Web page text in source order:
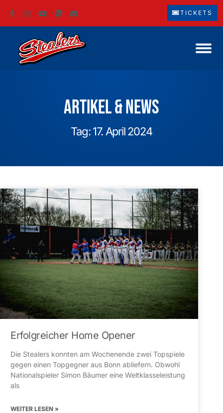
TICKETS
Artikel & News
Tag: 17. April 2024
Erfolgreicher Home Opener
Die Stealers konnten am Wochenende zwei Topspiele
gegen einen Topgegner aus Bonn abliefern. Obwohl
Nationalspieler Simon Bäumer eine Weltklasseleistung
als
WEITER LESEN »